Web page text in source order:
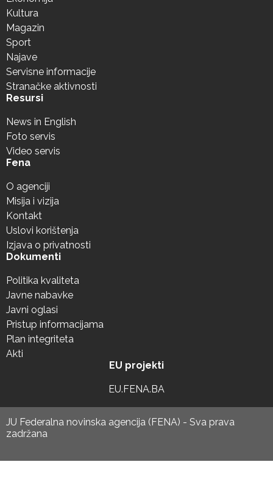
Kultura
Magazin
Sport
Najave
Servisne informacije
Stranačke aktivnosti
Resursi
News in English
Foto servis
Video servis
Fena
O agenciji
Misija i vizija
Kontakt
Uslovi korištenja
Izjava o privatnosti
Dokumenti
Politika kvaliteta
Javne nabavke
Javni oglasi
Pristup informacijama
Plan integriteta
Akti
EU projekti
EU.FENA.BA
JU Federalna novinska agencija (FENA) - Sva prava
zadržana